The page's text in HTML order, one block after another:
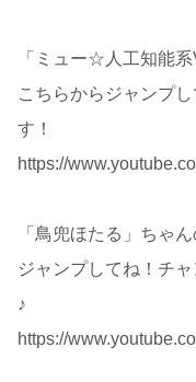
「ミュー☆人工知能
こちらからジャンプ
す！
https://
「鳥兜ほたる」ちゃ
ジャンプしてね！チ
♪
https://